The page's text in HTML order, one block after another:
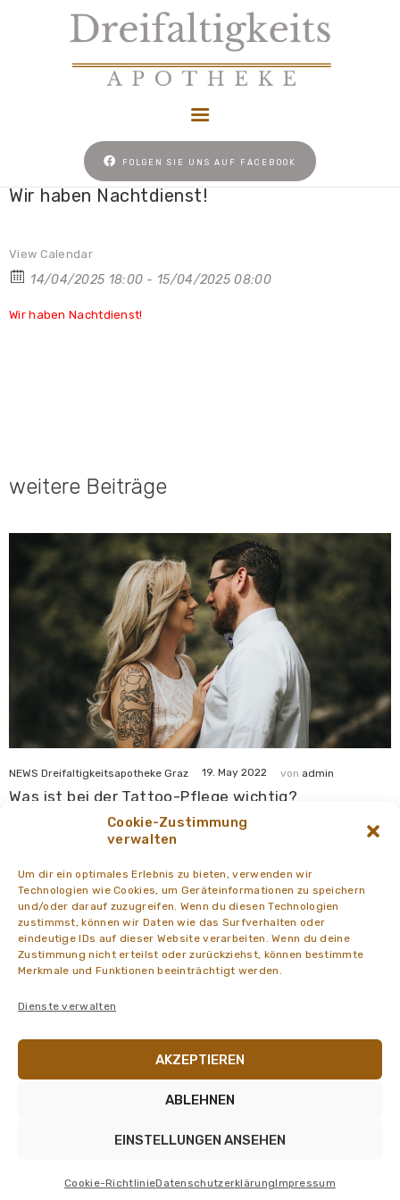
Cookie-Zustimmung
verwalten
Um dir ein optimales Erlebnis zu bieten, verwenden wir
Technologien wie Cookies, um Geräteinformationen zu speichern
und/oder darauf zuzugreifen. Wenn du diesen Technologien
zustimmst, können wir Daten wie das Surfverhalten oder
eindeutige IDs auf dieser Website verarbeiten. Wenn du deine
Zustimmung nicht erteilst oder zurückziehst, können bestimmte
Merkmale und Funktionen beeinträchtigt werden.
Dienste verwalten
AKZEPTIEREN
ABLEHNEN
EINSTELLUNGEN ANSEHEN
Cookie-RichtlinieDatenschutzerklärungImpressum
FOLGEN SIE UNS AUF FACEBOOK
HOME
NACHTDIENST
KONTAKT
Wir haben Nachtdienst!
View Calendar
14/04/2025 18:00 - 15/04/2025 08:00
Wir haben Nachtdienst!
weitere Beiträge
NEWS Dreifaltigkeitsapotheke Graz 19. May 2022 von admin
Was ist bei der Tattoo-Pflege wichtig?
NEWS Dreifaltigkeitsapotheke Graz 6. March 2025
Impressum-Datenschutz-Barrierefreiheit